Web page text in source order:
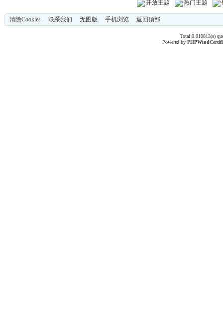
开放主题 热门主题
清除Cookies 联系我们 无图版 手机浏览 返回顶部
Total 0.010813(s)
Powered byPHPWind